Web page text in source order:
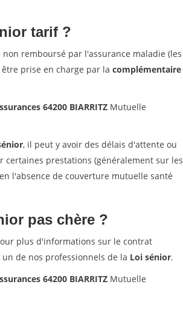
tarif ?
remboursé par l'assurance maladie (les
prise en charge par la complémentaire
64200 BIARRITZ Mutuelle
, il peut y avoir des délais d'attente ou
prestations (généralement sur les
l'absence de couverture mutuelle santé
pas chère ?
plus d'informations sur le contrat
de nos professionnels de la Loi sénior.
64200 BIARRITZ Mutuelle